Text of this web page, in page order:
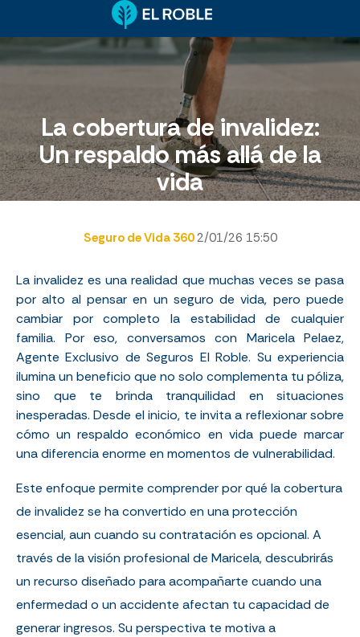
La cobertura de invalidez:
Un respaldo más allá de la
vida
Seguro de Vida 3602/01/26 15:50
La invalidez es una realidad que muchas veces se pasa
por alto al pensar en un seguro de vida, pero puede
cambiar por completo la estabilidad de cualquier
familia. Por eso, conversamos con Maricela Pelaez,
Agente Exclusivo de Seguros El Roble. Su experiencia
ilumina un beneficio que no solo complementa tu póliza,
sino que te brinda tranquilidad en situaciones
inesperadas. Desde el inicio, te invita a reflexionar sobre
cómo un respaldo económico en vida puede marcar
una diferencia enorme en momentos de vulnerabilidad.
Este enfoque permite comprender por qué la cobertura
de invalidez se ha convertido en una protección
esencial, aun cuando su contratación es opcional. A
través de la visión profesional de Maricela, descubrirás
un recurso diseñado para acompañarte cuando una
enfermedad o un accidente afectan tu capacidad de
generar ingresos. Su perspectiva te motiva a